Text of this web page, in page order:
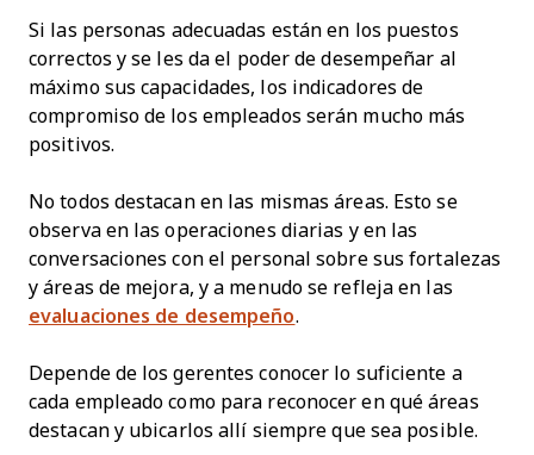
Si las personas adecuadas están en los puestos
correctos y se les da el poder de desempeñar al
máximo sus capacidades, los indicadores de
compromiso de los empleados serán mucho más
positivos.
No todos destacan en las mismas áreas. Esto se
observa en las operaciones diarias y en las
conversaciones con el personal sobre sus fortalezas
y áreas de mejora, y a menudo se refleja en las
evaluaciones de desempeño.
Depende de los gerentes conocer lo suficiente a
cada empleado como para reconocer en qué áreas
destacan y ubicarlos allí siempre que sea posible.